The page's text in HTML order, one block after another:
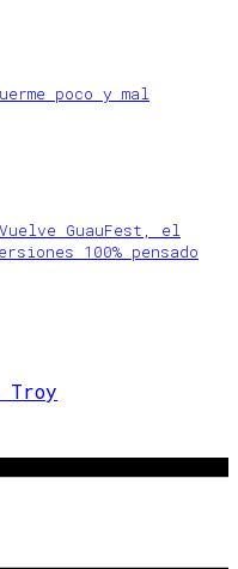
poco y mal
GuauFest, el
100% pensado
Troy